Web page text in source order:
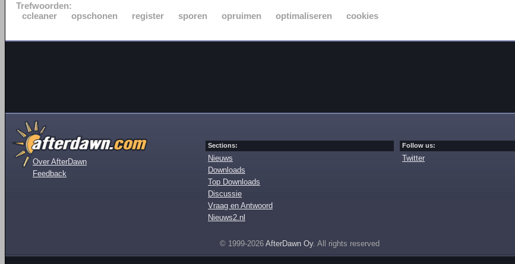
Trefwoorden:
ccleaner
opschonen register sporen opruimen optimaliseren cookies
Over AfterDawn
Feedback
Sections:
Nieuws
Downloads
Top Downloads
Discussie
Vraag en Antwoord
Nieuws2.nl
Follow us:
Twitter
© 1999-2026 AfterDawn Oy. All rights reserved